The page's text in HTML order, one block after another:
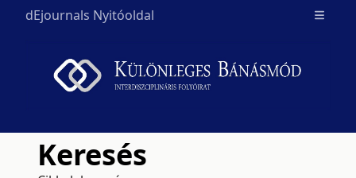
dEjournals Nyitóoldal Open
Keresés